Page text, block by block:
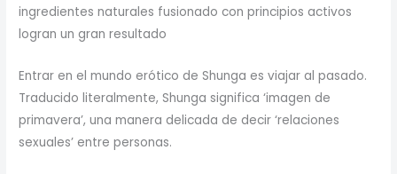
ingredientes naturales fusionado con principios activos
logran un gran resultado
Entrar en el mundo erótico de Shunga es viajar al pasado.
Traducido literalmente, Shunga significa ‘imagen de
primavera’, una manera delicada de decir ‘relaciones
sexuales’ entre personas.